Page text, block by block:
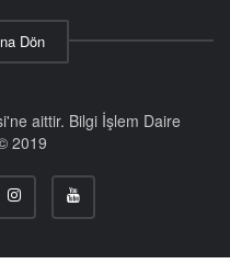
Dön
aittir. Bilgi İşlem Daire
2019